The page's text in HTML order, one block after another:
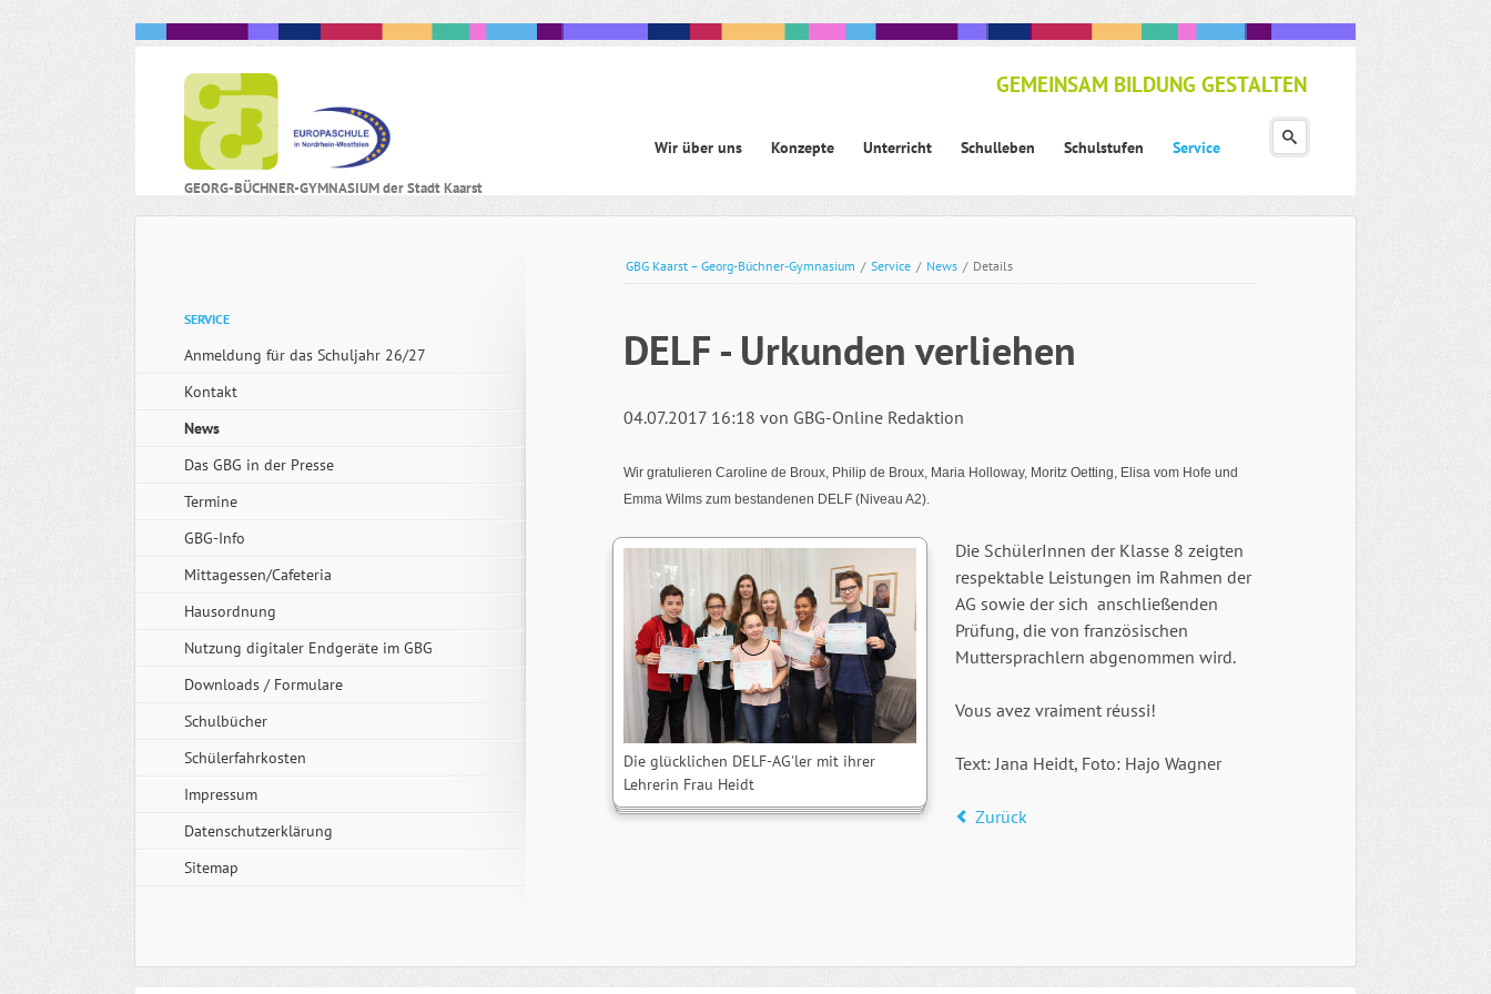
GEORG-BÜCHNER-GYMNASIUM der Stadt Kaarst
Navigation
Wir über uns Konzepte Unterricht Schulleben Schulstufen Service
Navigation
GEMEINSAM BILDUNG GESTALTEN
GBG Kaarst – Georg-Büchner-Gymnasium / Service / News / Details
DELF - Urkunden verliehen
04.07.2017 16:18 von GBG-Online Redaktion
Wir gratulieren Caroline de Broux, Philip de Broux, Maria Holloway, Moritz Oetting, Elisa vom Hofe und
Emma Wilms zum bestandenen DELF (Niveau A2).
Die glücklichen DELF-AG'ler mit ihrer
Lehrerin Frau Heidt
Die SchülerInnen der Klasse 8 zeigten
respektable Leistungen im Rahmen der
AG sowie der sich anschließenden
Prüfung, die von französischen
Muttersprachlern abgenommen wird.
Vous avez vraiment réussi!
Text: Jana Heidt, Foto: Hajo Wagner
Zurück
Navigation
SERVICE
Anmeldung für das Schuljahr 26/27
Kontakt
News
Das GBG in der Presse
Termine
GBG-Info
Mittagessen/Cafeteria
Hausordnung
Nutzung digitaler Endgeräte im GBG
Downloads / Formulare
Schulbücher
Schülerfahrkosten
Impressum
Datenschutzerklärung
Sitemap